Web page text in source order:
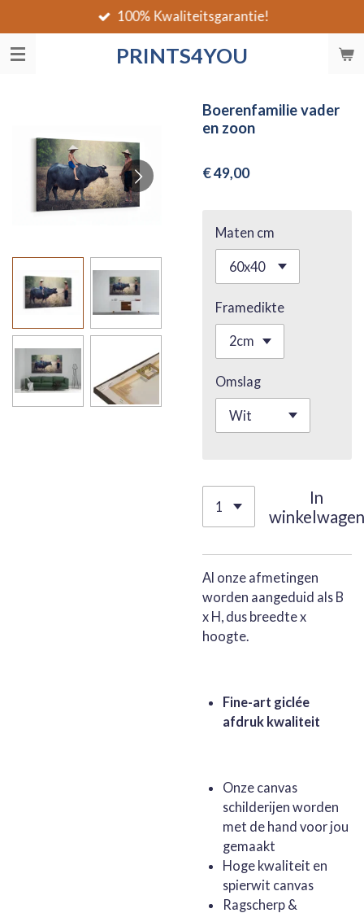
direct
naar
PRINTS4YOU
100% Kwaliteitsgarantie!
Boerenfamilie vader
en zoon
€ 49,00
Maten cm
Framedikte
Omslag
In
winkelwagen
Al onze afmetingen
worden aangeduid als B
x H, dus breedte x
hoogte.
Fine-art giclée
afdruk kwaliteit
Onze canvas
schilderijen worden
met de hand voor jou
gemaakt
Hoge kwaliteit en
spierwit canvas
Ragscherp &